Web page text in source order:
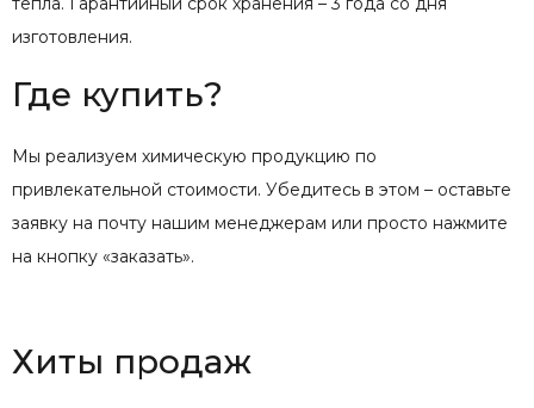
изготовления.
Где купить?
Мы реализуем химическую продукцию по
привлекательной стоимости. Убедитесь в этом – оставьте
заявку на почту нашим менеджерам или просто нажмите
на кнопку «заказать».
Хиты продаж